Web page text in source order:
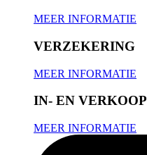
MEER INFORMATIE
VERZEKERING
MEER INFORMATIE
IN- EN VERKOOP
MEER INFORMATIE